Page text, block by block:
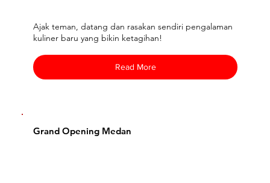
Ajak teman, datang dan rasakan sendiri pengalaman
kuliner baru yang bikin ketagihan!
Read More
Grand Opening Medan